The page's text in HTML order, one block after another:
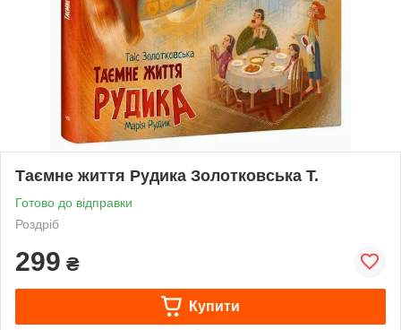
Таємне життя Рудика Золотковська Т.
Готово до відправки
Роздріб
299 ₴
Купити